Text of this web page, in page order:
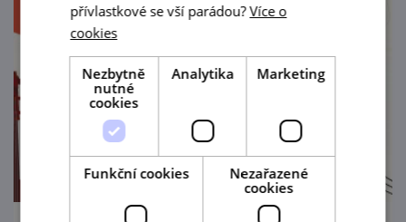
přívlastkové se vší parádou?Více o
cookies
Nezbytně
nutné
cookies
Analytika Marketing
Funkční cookies
Nezařazené
cookies